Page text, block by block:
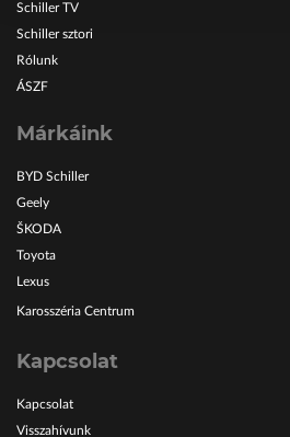
Schiller TV
Schiller sztori
Rólunk
ÁSZF
Márkáink
BYD Schiller
Geely
ŠKODA
Toyota
Lexus
Karosszéria Centrum
Kapcsolat
Kapcsolat
Visszahívunk